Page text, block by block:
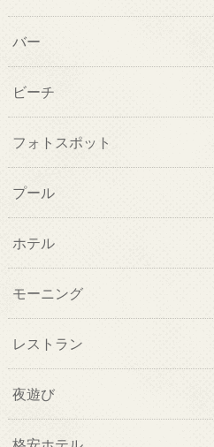
バー
ビーチ
フォトスポット
プール
ホテル
モーニング
レストラン
夜遊び